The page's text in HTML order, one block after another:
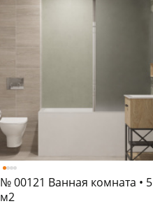
№ 00121 Ванная комната • 5
м2